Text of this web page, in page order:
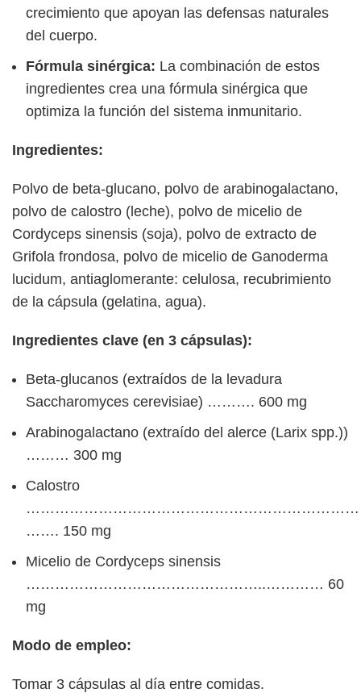
crecimiento que apoyan las defensas naturales
del cuerpo.
Fórmula sinérgica: La combinación de estos
ingredientes crea una fórmula sinérgica que
optimiza la función del sistema inmunitario.
Ingredientes:
Polvo de beta-glucano, polvo de arabinogalactano,
polvo de calostro (leche), polvo de micelio de
Cordyceps sinensis (soja), polvo de extracto de
Grifola frondosa, polvo de micelio de Ganoderma
lucidum, antiaglomerante: celulosa, recubrimiento
de la cápsula (gelatina, agua).
Ingredientes clave (en 3 cápsulas):
Beta-glucanos (extraídos de la levadura
Saccharomyces cerevisiae) ………. 600 mg
Arabinogalactano (extraído del alerce (Larix spp.))
……… 300 mg
Calostro
……. 150 mg
Micelio de Cordyceps sinensis
…………………………………………..………… 60
mg
Modo de empleo:
Tomar 3 cápsulas al día entre comidas.